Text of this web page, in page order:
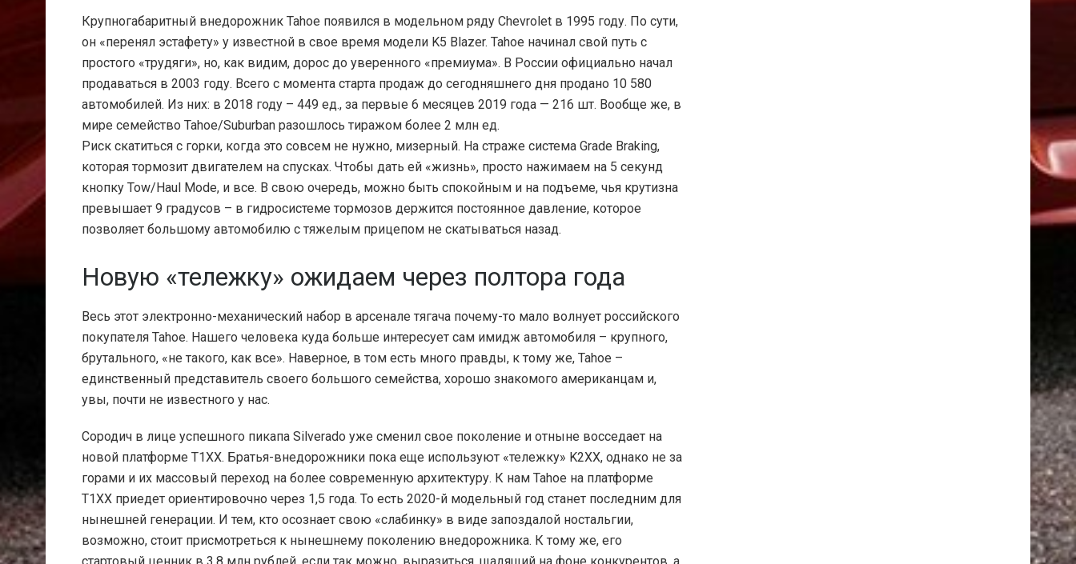
Крупногабаритный внедорожник Tahoe появился в модельном ряду Chevrolet в 1995 году. По сути,
он «перенял эстафету» у известной в свое время модели K5 Blazer. Tahoe начинал свой путь с
простого «трудяги», но, как видим, дорос до уверенного «премиума». В России официально начал
продаваться в 2003 году. Всего с момента старта продаж до сегодняшнего дня продано 10 580
автомобилей. Из них: в 2018 году – 449 ед., за первые 6 месяцев 2019 года — 216 шт. Вообще же, в
мире семейство Tahoe/Suburban разошлось тиражом более 2 млн ед.
Риск скатиться с горки, когда это совсем не нужно, мизерный. На страже система Grade Braking,
которая тормозит двигателем на спусках. Чтобы дать ей «жизнь», просто нажимаем на 5 секунд
кнопку Tow/Haul Mode, и все. В свою очередь, можно быть спокойным и на подъеме, чья крутизна
превышает 9 градусов – в гидросистеме тормозов держится постоянное давление, которое
позволяет большому автомобилю с тяжелым прицепом не скатываться назад.
Новую «тележку» ожидаем через полтора года
Весь этот электронно-механический набор в арсенале тягача почему-то мало волнует российского
покупателя Tahoe. Нашего человека куда больше интересует сам имидж автомобиля – крупного,
брутального, «не такого, как все». Наверное, в том есть много правды, к тому же, Tahoe –
единственный представитель своего большого семейства, хорошо знакомого американцам и,
увы, почти не известного у нас.
Сородич в лице успешного пикапа Silverado уже сменил свое поколение и отныне восседает на
новой платформе T1XX. Братья-внедорожники пока еще используют «тележку» K2XX, однако не за
горами и их массовый переход на более современную архитектуру. К нам Tahoe на платформе
T1XX приедет ориентировочно через 1,5 года. То есть 2020-й модельный год станет последним для
нынешней генерации. И тем, кто осознает свою «слабинку» в виде запоздалой ностальгии,
возможно, стоит присмотреться к нынешнему поколению внедорожника. К тому же, его